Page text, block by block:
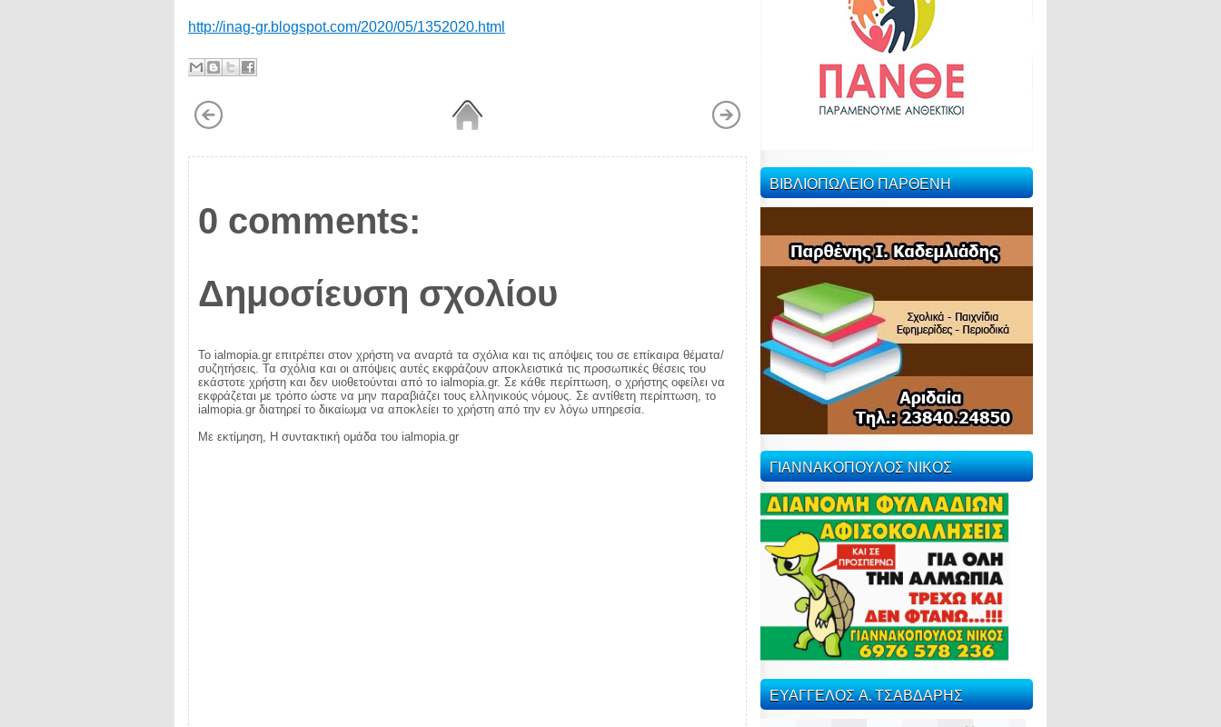
http://inag-gr.blogspot.com/2020/05/1352020.html
0 comments:
Δημοσίευση σχολίου
Το ialmopia.gr επιτρέπει στον χρήστη να αναρτά τα σχόλια και τις απόψεις του σε επίκαιρα θέματα/
συζητήσεις. Τα σχόλια και οι απόψεις αυτές εκφράζουν αποκλειστικά τις προσωπικές θέσεις του
εκάστοτε χρήστη και δεν υιοθετούνται από το ialmopia.gr. Σε κάθε περίπτωση, ο χρήστης οφείλει να
εκφράζεται με τρόπο ώστε να μην παραβιάζει τους ελληνικούς νόμους. Σε αντίθετη περίπτωση, το
ialmopia.gr διατηρεί το δικαίωμα να αποκλείει το χρήστη από την εν λόγω υπηρεσία.
Με εκτίμηση, Η συντακτική ομάδα του ialmopia.gr
ΒΙΒΛΙΟΠΩΛΕΙΟ ΠΑΡΘΕΝΗ
ΓΙΑΝΝΑΚΟΠΟΥΛΟΣ ΝΙΚΟΣ
ΕΥΑΓΓΕΛΟΣ Α. ΤΣΑΒΔΑΡΗΣ